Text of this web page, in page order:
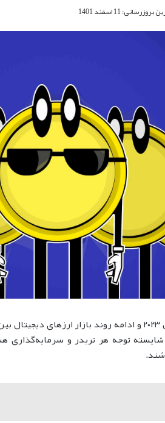
11 اسفند 1401
با رسیدن به سومین ماه سال ۲۰۲۳ و ادامه روند
توجه هر تریدر و سرمایه‌گذاری